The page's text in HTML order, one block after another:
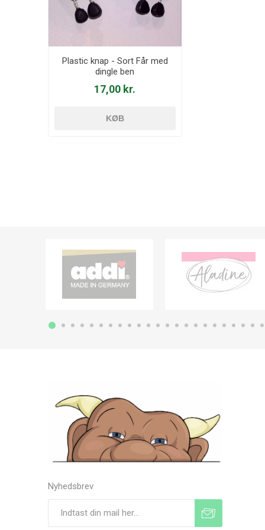
Plastic knap - Sort Får med
dingle ben
17,00 kr.
KØB
Nyhedsbrev